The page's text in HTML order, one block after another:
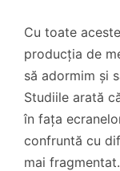
Cu toate
producția de
să adormim și
Studiile arată
în fața
confruntă cu
mai fragmentat.